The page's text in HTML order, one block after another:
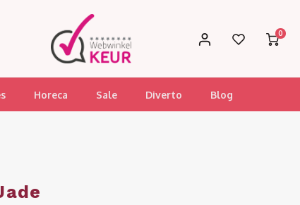
0
Horeca Sale Diverto Blog